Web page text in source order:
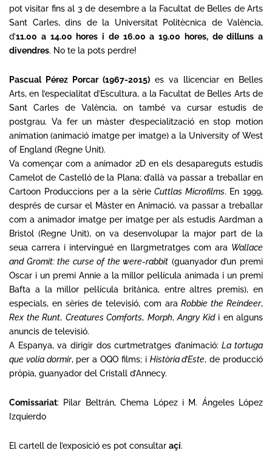
pot visitar fins al 3 de desembre a la Facultat de Belles de Arts
Sant Carles, dins de la Universitat Politècnica de València,
d’11.00 a 14.00 hores i de 16.00 a 19.00 hores, de dilluns a
divendres. No te la pots perdre!
Pascual Pérez Porcar (1967-2015) es va llicenciar en Belles
Arts, en l’especialitat d’Escultura, a la Facultat de Belles Arts de
Sant Carles de València, on també va cursar estudis de
postgrau. Va fer un màster d’especialització en stop motion
animation (animació imatge per imatge) a la University of West
of England (Regne Unit).
Va començar com aanimador 2D en els desapareguts estudis
Camelot de Castelló de la Plana; d’allà va passar a treballar en
Cartoon Produccions per a la sèrieCuttlas Microfilms. En 1999,
després de cursar el Màster en Animació, va passar a treballar
com a animadorimatge per imatge per als estudis Aardman a
Bristol (Regne Unit), on va desenvolupar la major part de la
seua carrera i intervingué en llargmetratges com ara Wallace
and Gromit: the curse of the were-rabbit (guanyador d’un premi
Oscar i un premi Annie a la millor pel·lícula animada i un premi
Bafta a la millor pel·lícula britànica, entre altres premis), en
especials, en sèries de televisió, com araRobbie the Reindeer,
Rex the Runt, Creatures Comforts, Morph,Angry Kidi en alguns
anuncis de televisió.
A Espanya, va dirigir dos curtmetratges d’animació:La tortuga
que volia dormir, per a OQO films; i Història d’Este, de producció
pròpia, guanyador del Cristall d’Annecy.
Comissariat: Pilar Beltrán, Chema López i M. Ángeles López
Izquierdo
El cartell de l’exposició es pot consultar açí.